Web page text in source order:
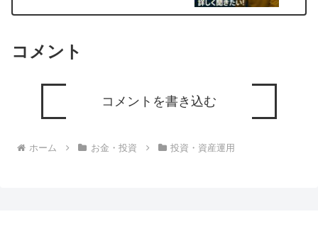
コメント
コメントを書き込む
ホーム お金・投資 投資・資産運用